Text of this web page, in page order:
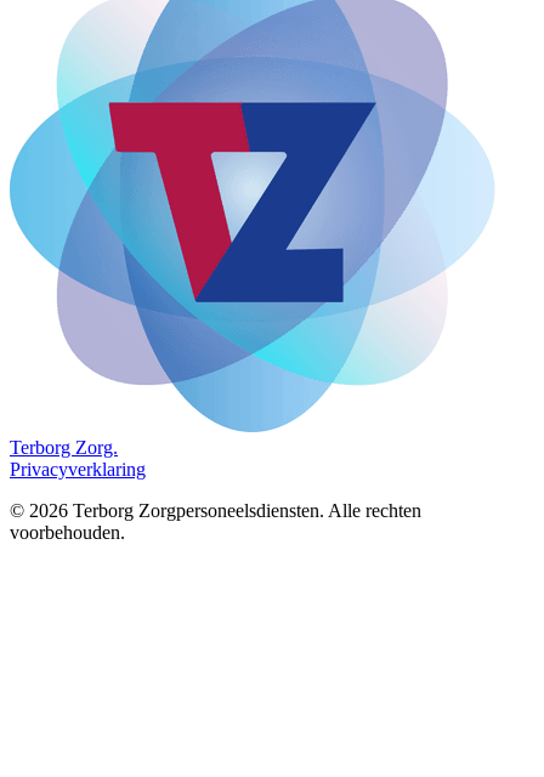
Terborg Zorg.
Privacyverklaring
© 2026 Terborg Zorgpersoneelsdiensten. Alle rechten
voorbehouden.